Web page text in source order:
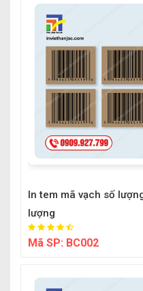
In tem mã vạch số
lượng
Mã SP: BC002